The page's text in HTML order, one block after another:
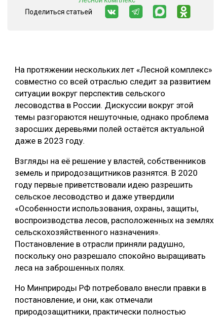
СУШКА ДРЕВЕСИНЫ
На протяжении нескольких лет «Лесной комплекс»
совместно со всей отраслью следит за развитием
ситуации вокруг перспектив сельского
лесоводства в России. Дискуссии вокруг этой
темы разгораются нешуточные, однако проблема
заросших деревьями полей остаётся актуальной
даже в 2023 году.
Взгляды на её решение у властей, собственников
земель и природозащитников разнятся. В 2020
году первые приветствовали идею разрешить
сельское лесоводство и даже утвердили
«Особенности использования, охраны, защиты,
воспроизводства лесов, расположенных на землях
сельскохозяйственного назначения».
Постановление в отрасли приняли радушно,
поскольку оно разрешало спокойно выращивать
леса на заброшенных полях.
Но Минприроды РФ потребовало внесли правки в
постановление, и они, как отмечали
природозащитники, практически полностью
Поделиться статьей